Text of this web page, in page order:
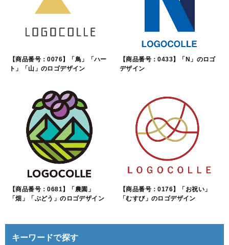
【商品番号：0076】「鳥」「ハー
ト」「山」のロゴデザイン
【商品番号：0433】「N」のロゴ
デザイン
【商品番号：0681】「農園」
「畑」「ぶどう」のロゴデザイン
【商品番号：0176】「お祝い」
「むすび」のロゴデザイン
キーワードで探す